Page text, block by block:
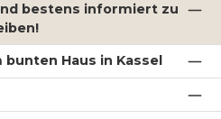
bestens informiert zu
Haus in Kassel